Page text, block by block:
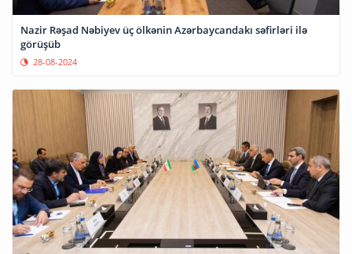
Nazir Rəşad Nəbiyev üç ölkənin Azərbaycandakı səfirləri ilə
görüşüb
28-08-2024